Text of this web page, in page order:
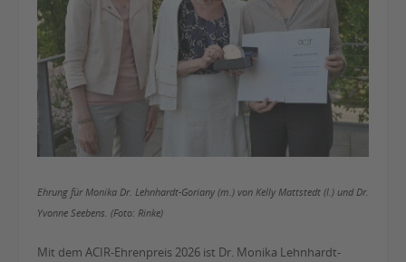
Ehrung für Monika Dr. Lehnhardt-Goriany (m.) von Kelly Mattstedt (l.) und Dr.
Yvonne Seebens. (Foto: Rinke)
Mit dem ACIR-Ehrenpreis 2026 ist Dr. Monika Lehnhardt-